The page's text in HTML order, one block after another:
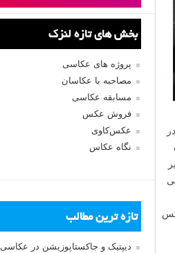
بخش های تازه لنزک
پروژه های عکاسی
مصاحبه با عکاسان
مسابقه عکاسی
فروش عکس
عکس‌کاوی
نگاه عکاس
تازه ترین مطالب
دیپتیک و جاکستا‌پوزیشن در عکاسی